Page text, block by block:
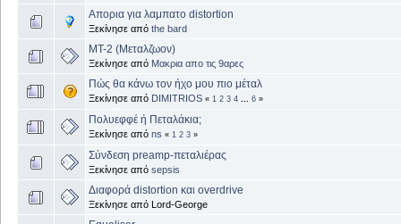
Απορια για λαμπατο distortion
Ξεκίνησε από the bard
MT-2 (Μεταλζωον)
Ξεκίνησε από Μακρια απο τις 9αρες
Πώς θα κάνω τον ήχο μου πιο μέταλ
Ξεκίνησε από DIMITRIOS « 1 2 3 4 6 »
Πολυεφφέ ή Πεταλάκια;
Ξεκίνησε από ns « 1 2 3 »
Σύνδεση preamp-πεταλιέρας
Ξεκίνησε από sepsis
Διαφορά distortion και overdrive
Ξεκίνησε από Lord-George